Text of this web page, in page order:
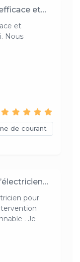
et…
et
Nous
de courant
pour
. Je